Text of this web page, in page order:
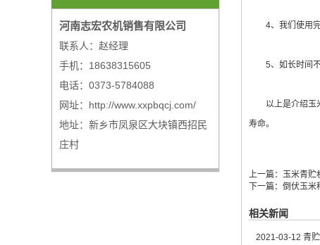
4、我们使用完
5、如长时间不
以上是介绍玉米
寿命。
上一篇： 玉米青贮
下一篇： 倒伏玉米
相关新闻
2021-03-12 青
河南志宏农机销售有限公司
联系人：赵经理
手机：18638315605
电话：0373-5784088
网址：http://www.xxpbqcj.com/
地址：新乡市凤泉区大块镇西招民
庄村